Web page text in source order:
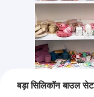
बड़ा सिलिकॉन बाउल सेट